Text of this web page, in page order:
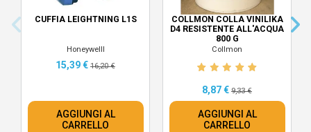
CUFFIA LEIGHTNING L1S
Honeywelll
15,39 € 16,20 €
AGGIUNGI AL
CARRELLO
COLLMON COLLA VINILIKA
D4 RESISTENTE ALL'ACQUA
800 G
Collmon
8,87 € 9,33 €
AGGIUNGI AL
CARRELLO